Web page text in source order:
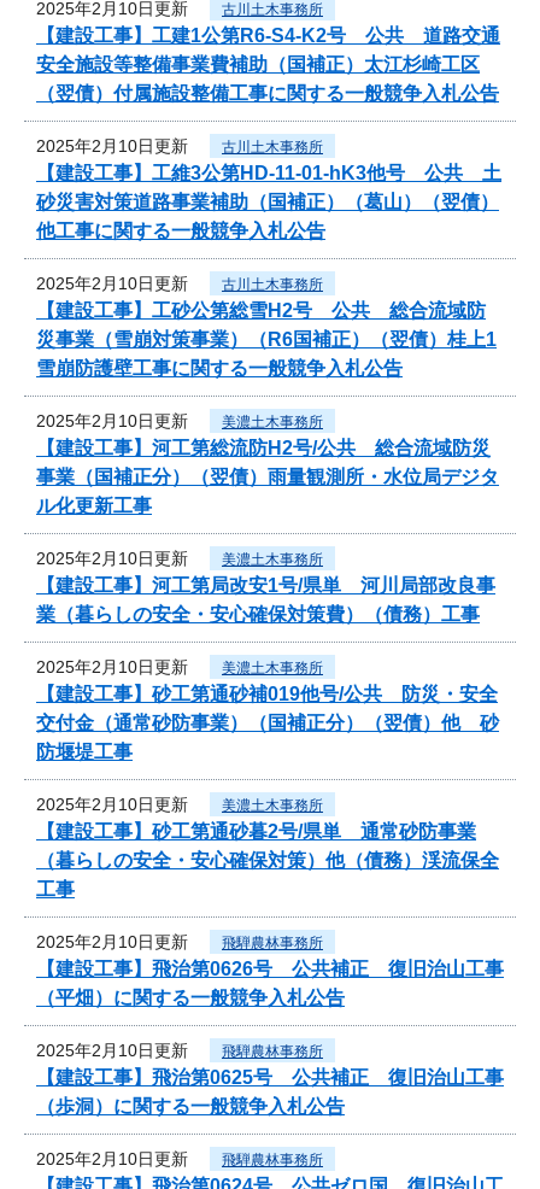
2025年2月10日更新 古川土木事務所
【建設工事】工建1公第R6-S4-K2号 公共 道路交通
安全施設等整備事業費補助（国補正）太江杉崎工区
（翌債）付属施設整備工事に関する一般競争入札公告
2025年2月10日更新 古川土木事務所
【建設工事】工維3公第HD-11-01-hK3他号 公共 土
砂災害対策道路事業補助（国補正）（葛山）（翌債）
他工事に関する一般競争入札公告
2025年2月10日更新 古川土木事務所
【建設工事】工砂公第総雪H2号 公共 総合流域防
災事業（雪崩対策事業）（R6国補正）（翌債）桂上1
雪崩防護壁工事に関する一般競争入札公告
2025年2月10日更新 美濃土木事務所
【建設工事】河工第総流防H2号/公共 総合流域防災
事業（国補正分）（翌債）雨量観測所・水位局デジタ
ル化更新工事
2025年2月10日更新 美濃土木事務所
【建設工事】河工第局改安1号/県単 河川局部改良事
業（暮らしの安全・安心確保対策費）（債務）工事
2025年2月10日更新 美濃土木事務所
【建設工事】砂工第通砂補019他号/公共 防災・安全
交付金（通常砂防事業）（国補正分）（翌債）他 砂
防堰堤工事
2025年2月10日更新 美濃土木事務所
【建設工事】砂工第通砂暮2号/県単 通常砂防事業
（暮らしの安全・安心確保対策）他（債務）渓流保全
工事
2025年2月10日更新 飛騨農林事務所
【建設工事】飛治第0626号 公共補正 復旧治山工事
（平畑）に関する一般競争入札公告
2025年2月10日更新 飛騨農林事務所
【建設工事】飛治第0625号 公共補正 復旧治山工事
（歩洞）に関する一般競争入札公告
2025年2月10日更新 飛騨農林事務所